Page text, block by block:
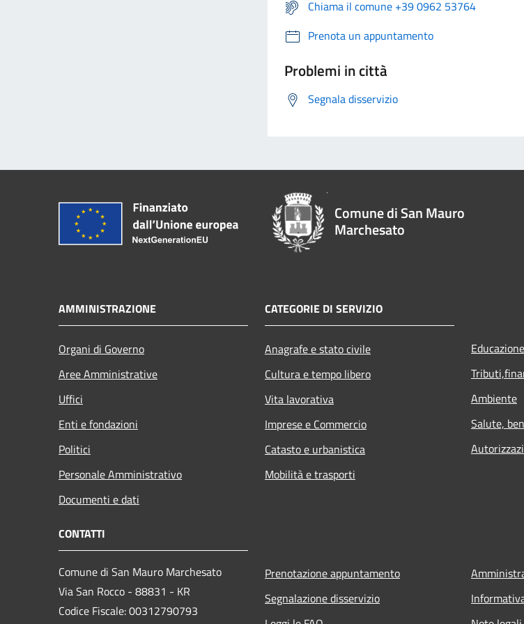
Chiama il comune +39 0962 53764
Prenota un appuntamento
Problemi in città
Segnala disservizio
Comune di San Mauro
Marchesato
AMMINISTRAZIONE
Organi di Governo
Aree Amministrative
Uffici
Enti e fondazioni
Politici
Personale Amministrativo
Documenti e dati
CATEGORIE DI SERVIZIO
Anagrafe e stato civile
Cultura e tempo libero
Vita lavorativa
Imprese e Commercio
Catasto e urbanistica
Mobilità e trasporti
Ambiente
Salute,
CONTATTI
Comune di San Mauro Marchesato
Via San Rocco - 88831 - KR
Codice Fiscale: 00312790793
Prenotazione appuntamento
Segnalazione disservizio